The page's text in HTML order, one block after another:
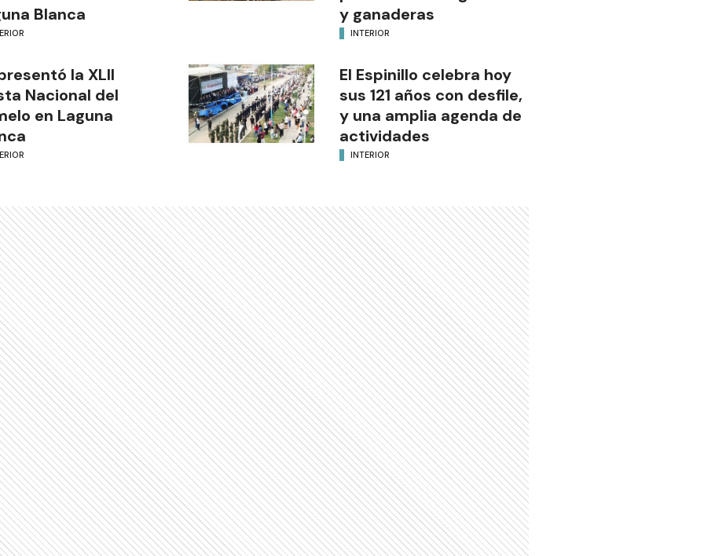
Blanca
y ganaderas
INTERIOR
la XLII
Nacional del
en Laguna
El Espinillo celebra hoy
sus 121 años con desfile,
y una amplia agenda de
actividades
INTERIOR